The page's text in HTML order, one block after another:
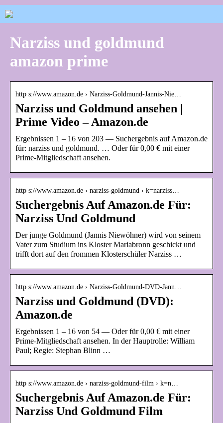
Narziss und goldmund
amazon prime
http s://www.amazon.de › Narziss-Goldmund-Jannis-Nie…
Narziss und Goldmund ansehen |
Prime Video – Amazon.de
Ergebnissen 1 – 16 von 203 — Suchergebnis auf Amazon.de
für: narziss und goldmund. … Oder für 0,00 € mit einer
Prime-Mitgliedschaft ansehen.
http s://www.amazon.de › narziss-goldmund › k=narziss…
Suchergebnis Auf Amazon.de Für:
Narziss Und Goldmund
Der junge Goldmund (Jannis Niewöhner) wird von seinem
Vater zum Studium ins Kloster Mariabronn geschickt und
trifft dort auf den frommen Klosterschüler Narziss …
http s://www.amazon.de › Narziss-Goldmund-DVD-Jann…
Narziss und Goldmund (DVD):
Amazon.de
Ergebnissen 1 – 16 von 54 — Oder für 0,00 € mit einer
Prime-Mitgliedschaft ansehen. In der Hauptrolle: William
Paul; Regie: Stephan Blinn …
http s://www.amazon.de › narziss-goldmund-film › k=n…
Suchergebnis Auf Amazon.de Für:
Narziss Und Goldmund Film